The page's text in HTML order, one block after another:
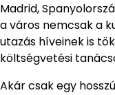
Madrid,
a város nemcsak a
utazás híveinek is
költségvetési
Akár csak egy